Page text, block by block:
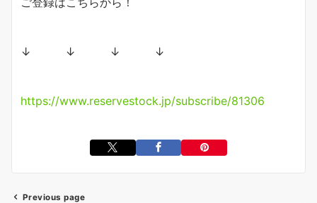
↓ ↓ ↓ ↓
https://www.reservestock.jp/subscribe/81306
Previous page